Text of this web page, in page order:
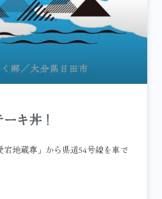
キ丼！
宕地蔵尊」から県道54号線を車で